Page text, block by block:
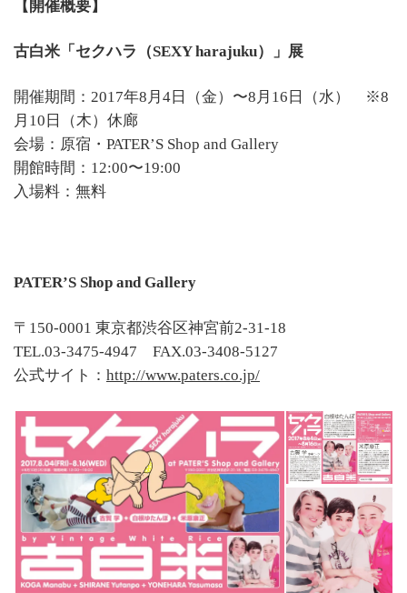
【開催概要】
古白米「セクハラ（SEXY harajuku）」展
開催期間：2017年8月4日（金）〜8月16日（水） ※8
月10日（木）休廊
会場：原宿・PATER’S Shop and Gallery
開館時間：12:00〜19:00
入場料：無料
PATER’S Shop and Gallery
〒150-0001 東京都渋谷区神宮前2-31-18
TEL.03-3475-4947 FAX.03-3408-5127
公式サイト： http://www.paters.co.jp/